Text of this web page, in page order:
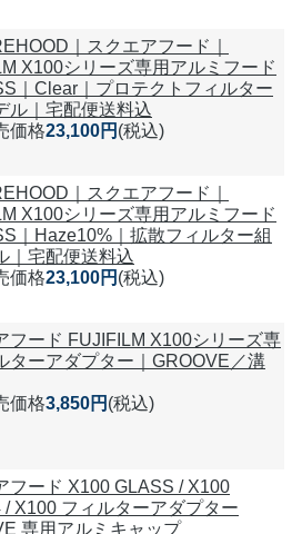
｜スクエアフード｜
X100シリーズ専用アルミフード
｜Clear｜プロテクトフィルター
ル｜宅配便送料込
価格23,100円 (税込)
｜スクエアフード｜
X100シリーズ専用アルミフード
｜Haze10%｜拡散フィルター組
｜宅配便送料込
価格23,100円 (税込)
フード FUJIFILM X100シリーズ専
ターアダプター｜GROOVE／溝
価格3,850円 (税込)
フード X100 GLASS / X100
/ X100 フィルターアダプター
専用アルミキャップ